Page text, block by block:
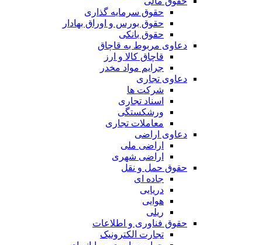
حقوق سرمایه گذاری
حقوق بورس و اوراق بهادار
حقوق بانکی
دعاوی مربوط به قاچاق
قاچاق کالا و ارز
جرایم مواد مخدر
دعاوی تجاری
شرکت ها
اسناد تجاری
ورشکستگی
معاملات تجاری
دعاوی اراضی
اراضی ملی
اراضی شهری
حقوق حمل و نقل
جاده ای
دریایی
هوایی
ریلی
حقوق فناوری و اطلاعات
تجارت الکترونیک